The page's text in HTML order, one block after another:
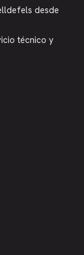
desde
técnico y